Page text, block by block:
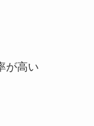
が高い